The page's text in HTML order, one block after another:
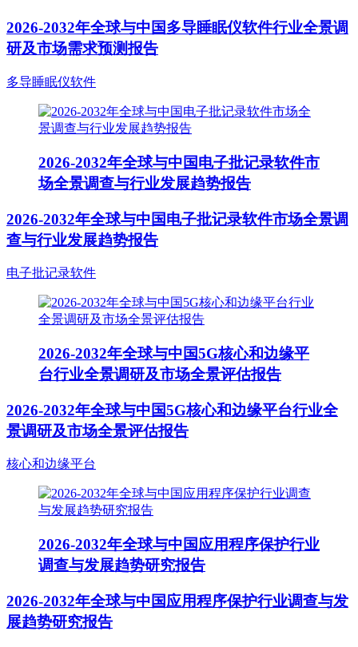
2026-2032年全球与中国多导睡眠仪软件行业全景调
研及市场需求预测报告
多导睡眠仪软件
2026-2032年全球与中国电子批记录软件市
场全景调查与行业发展趋势报告
2026-2032年全球与中国电子批记录软件市场全景调
查与行业发展趋势报告
电子批记录软件
2026-2032年全球与中国5G核心和边缘平
台行业全景调研及市场全景评估报告
2026-2032年全球与中国5G核心和边缘平台行业全
景调研及市场全景评估报告
核心和边缘平台
2026-2032年全球与中国应用程序保护行业
调查与发展趋势研究报告
2026-2032年全球与中国应用程序保护行业调查与发
展趋势研究报告